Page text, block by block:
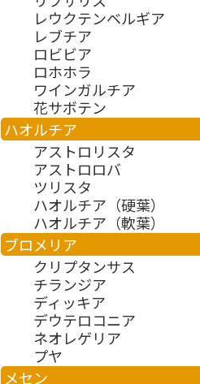
レウクテンベルギア
レブチア
ロビビア
ロホホラ
ワインガルチア
花サボテン
ハオルチア
アストロリスタ
アストロロバ
ツリスタ
ハオルチア（硬葉）
ハオルチア（軟葉）
ブロメリア
クリプタンサス
チランジア
ディッキア
デウテロコニア
ネオレゲリア
プヤ
メセン